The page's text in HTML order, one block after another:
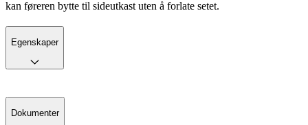
kan føreren bytte til sideutkast uten å forlate setet.
Egenskaper
Dokumenter